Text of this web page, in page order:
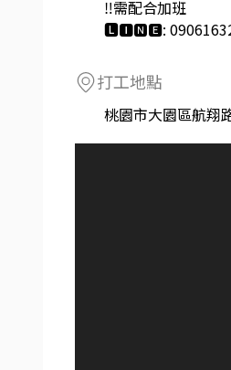
‼️需配合加班
🅻🅸🅽🅴:
打工地點
桃園市大園區航翔